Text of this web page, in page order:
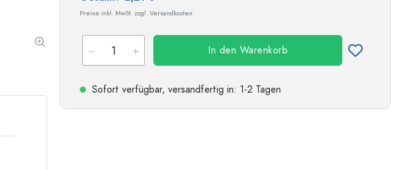
Preise inkl. MwSt. zzgl. Versandkosten
In den Warenkorb
Sofort verfügbar, versandfertig in: 1-2 Tagen